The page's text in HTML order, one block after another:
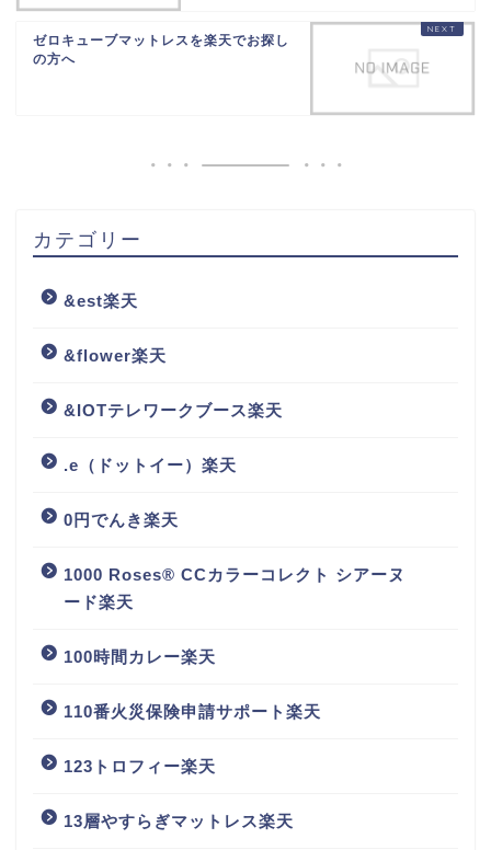
ゼロキューブマットレスを楽天でお探し
の方へ
カテゴリー
&est楽天
&flower楽天
&IOTテレワークブース楽天
.e（ドットイー）楽天
0円でんき楽天
1000 Roses® CCカラーコレクト シアーヌ
ード楽天
100時間カレー楽天
110番火災保険申請サポート楽天
123トロフィー楽天
13層やすらぎマットレス楽天